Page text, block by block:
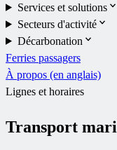
Services et solutions
Secteurs d'activité
Décarbonation
Ferries passagers
À propos (en anglais)
Lignes et horaires
Transport